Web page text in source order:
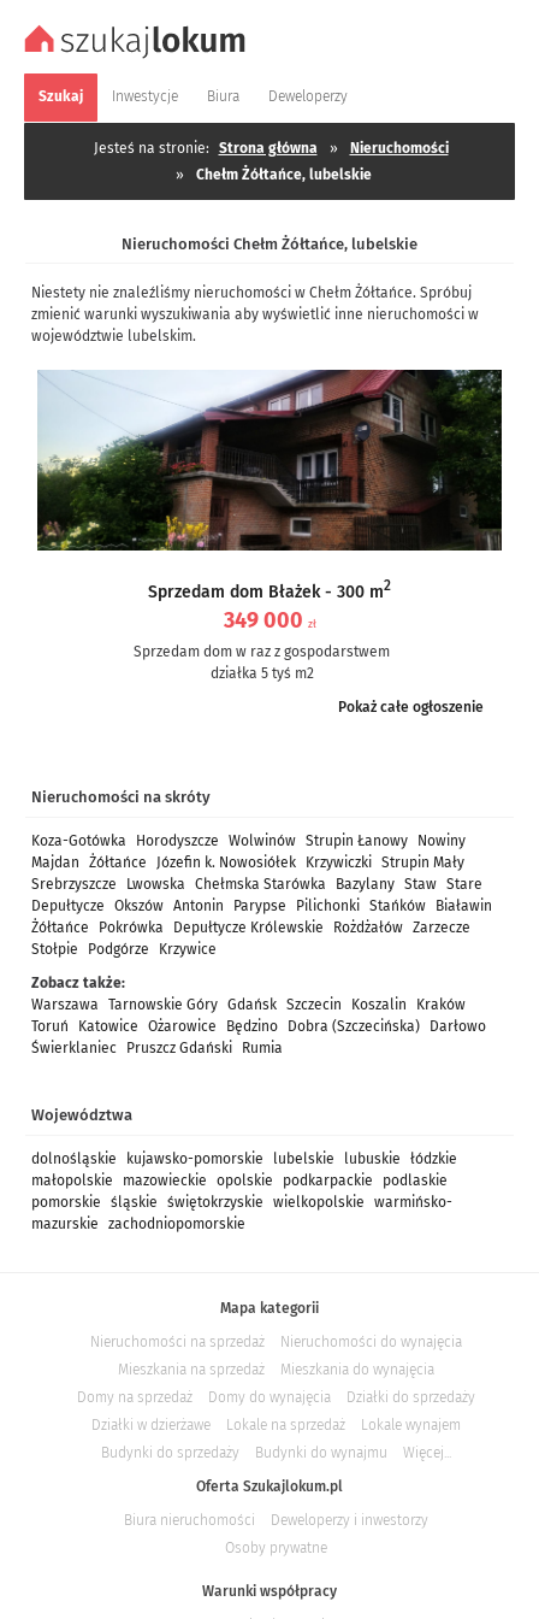
Szukaj Inwestycje Biura Deweloperzy
Jesteś na stronie: Strona główna »
Nieruchomości
»
Chełm Żółtańce, lubelskie
Nieruchomości Chełm Żółtańce, lubelskie
Niestety nie znaleźliśmy nieruchomości w Chełm Żółtańce. Spróbuj
zmienić warunki wyszukiwania aby wyświetlić inne nieruchomości w
województwie lubelskim.
Sprzedam dom Błażek - 300 m2
349 000 zł
Sprzedam dom w raz z gospodarstwem
działka 5 tyś m2
Pokaż całe ogłoszenie
Nieruchomości na skróty
Koza-Gotówka Horodyszcze Wolwinów Strupin Łanowy
Nowiny
Majdan
Żółtańce Józefin k. Nowosiółek Krzywiczki Strupin Mały
Srebrzyszcze
Lwowska Chełmska Starówka Bazylany Staw Stare
Depułtycze
Okszów Antonin Parypse Pilichonki Stańków
Białawin
Żółtańce
Pokrówka Depułtycze Królewskie Rożdżałów Zarzecze
Stołpie
Podgórze
Krzywice
Zobacz także:
Warszawa
Tarnowskie Góry Gdańsk Szczecin Koszalin
Kraków
Toruń
Katowice Ożarowice Będzino Dobra (Szczecińska)
Darłowo
Świerklaniec
Pruszcz Gdański Rumia
Województwa
dolnośląskie kujawsko-pomorskie lubelskie lubuskie
łódzkie
małopolskie
mazowieckie opolskie podkarpackie
podlaskie
pomorskie
śląskie świętokrzyskie wielkopolskie
warmińsko-
mazurskie
zachodniopomorskie
Mapa kategorii
Nieruchomości na sprzedaż
Nieruchomości do wynajęcia
Mieszkania na sprzedaż
Mieszkania do wynajęcia
Domy na sprzedaż
Domy do wynajęcia
Działki do sprzedaży
Działki w dzierżawe
Lokale na sprzedaż
Lokale wynajem
Budynki do sprzedaży
Budynki do wynajmu
Więcej...
Oferta Szukajlokum.pl
Biura nieruchomości
Deweloperzy i inwestorzy
Osoby prywatne
Warunki współpracy